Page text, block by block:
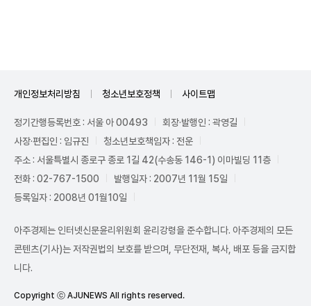
개인정보처리방침 청소년보호정책 사이트맵
정기간행등록번호 : 서울 아 00493
회장·발행인 : 곽영길
사장·편집인 : 임규진
청소년보호책임자 : 전운
주소 : 서울특별시 종로구 종로 1길 42(수송동 146-1) 이마빌딩 11층
전화 : 02-767-1500
발행일자 : 2007년 11월 15일
등록일자 : 2008년 01월10일
아주경제는 인터넷신문윤리위원회 윤리강령을 준수합니다. 아주경제의 모든
콘텐츠(기사)는 저작권법의 보호를 받으며, 무단전재, 복사, 배포 등을 금지합
니다.
Copyright ⓒ AJUNEWS All rights reserved.